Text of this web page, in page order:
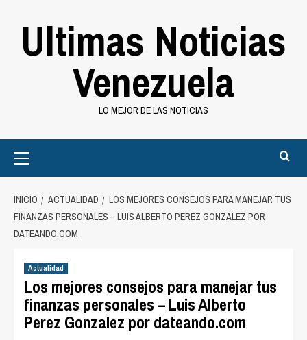
Ultimas Noticias
Venezuela
LO MEJOR DE LAS NOTICIAS
Menu
INICIO ACTUALIDAD
LOS MEJORES CONSEJOS PARA MANEJAR TUS
FINANZAS PERSONALES – LUIS ALBERTO PEREZ GONZALEZ POR
DATEANDO.COM
Actualidad
Los mejores consejos para manejar tus
finanzas personales – Luis Alberto
Perez Gonzalez por dateando.com